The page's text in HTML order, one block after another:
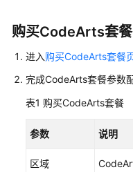
用
流
管
CodeArts
源
购买CodeArts套餐
进入购买CodeArts套餐
完成CodeArts套餐参数配
表1 购买CodeArts套餐
参数 说明
区域